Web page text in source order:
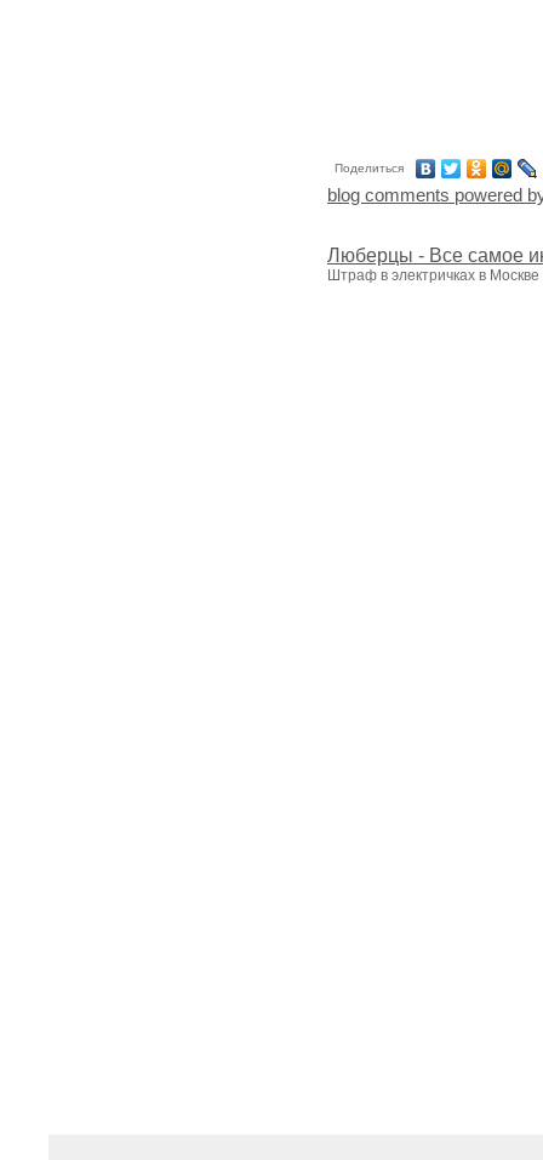
Поделиться
blog comments powered
Люберцы - Все самое
Штраф в электричках в